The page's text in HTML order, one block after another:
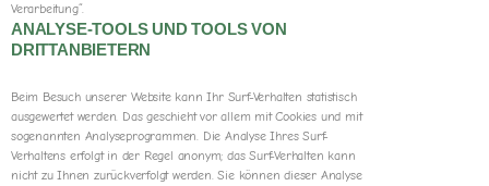
Verarbeitung“.
ANALYSE-TOOLS UND TOOLS VON
DRITTANBIETERN
Beim Besuch unserer Website kann Ihr Surf-Verhalten statistisch
ausgewertet werden. Das geschieht vor allem mit Cookies und mit
sogenannten Analyseprogrammen. Die Analyse Ihres Surf-
Verhaltens erfolgt in der Regel anonym; das Surf-Verhalten kann
nicht zu Ihnen zurückverfolgt werden. Sie können dieser Analyse